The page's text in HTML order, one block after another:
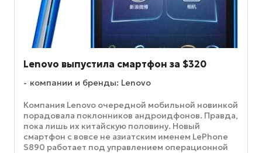
Lenovo выпустила смартфон за $320
компании и бренды: Lenovo
Компания Lenovo очередной мобильной новинкой
порадовала поклонников андроидфонов. Правда,
пока лишь их китайскую половину. Новый
смартфон с вовсе не азиатским именем LePhone
S890 работает под управлением операционной